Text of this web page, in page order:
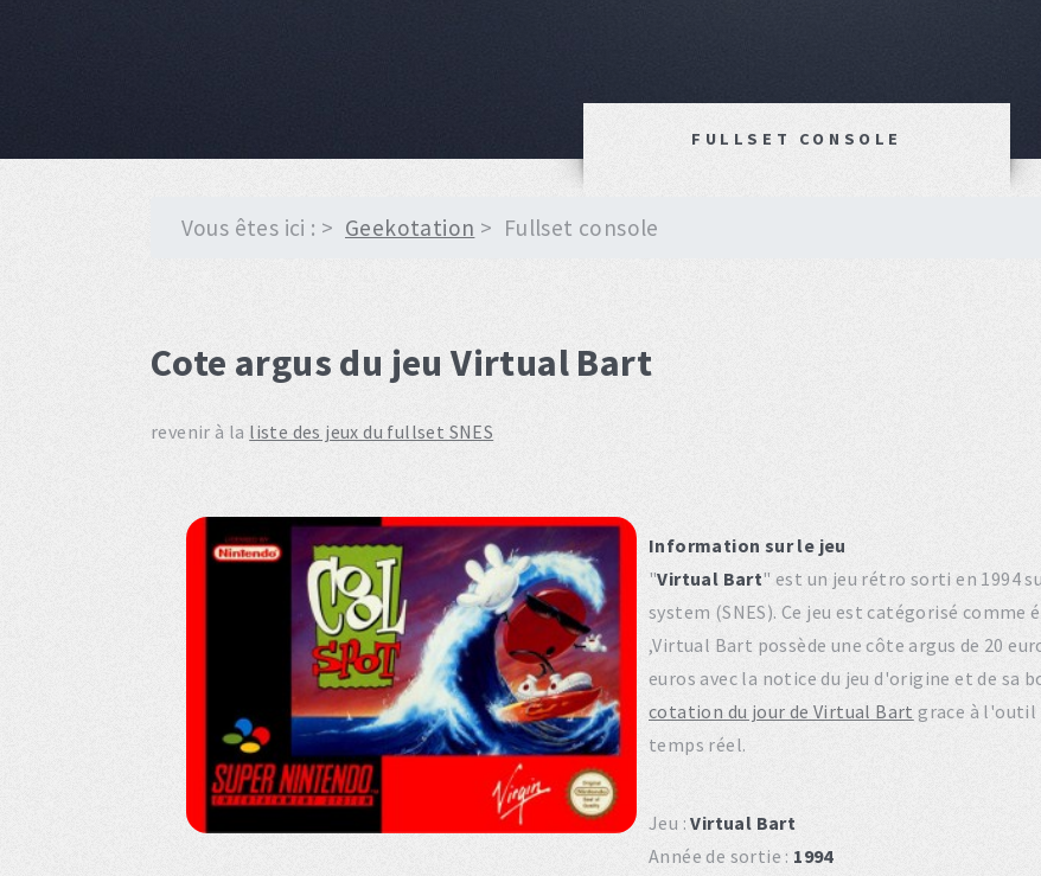
FULLSET CONSOLE
Vous êtes ici : Geekotation Fullset console
Cote argus du jeu Virtual Bart
revenir à la liste des jeux du fullset SNES
Information sur le jeu
"Virtual Bart" est un jeu rétro sorti en 1994
system (SNES). Ce jeu est catégorisé
,Virtual Bart possède une côte argus de 20
euros avec la notice du jeu d'origine et de sa
cotation du jour de Virtual Bart grace à l'outil
temps réel.
Jeu :Virtual Bart
Année de sortie : 1994